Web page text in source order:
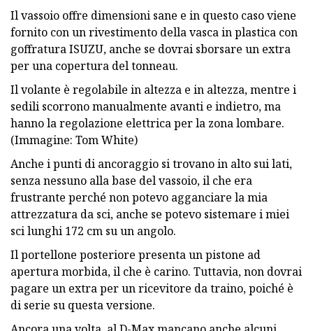
Il vassoio offre dimensioni sane e in questo caso viene
fornito con un rivestimento della vasca in plastica con
goffratura ISUZU, anche se dovrai sborsare un extra
per una copertura del tonneau.
Il volante è regolabile in altezza e in altezza, mentre i
sedili scorrono manualmente avanti e indietro, ma
hanno la regolazione elettrica per la zona lombare.
(Immagine: Tom White)
Anche i punti di ancoraggio si trovano in alto sui lati,
senza nessuno alla base del vassoio, il che era
frustrante perché non potevo agganciare la mia
attrezzatura da sci, anche se potevo sistemare i miei
sci lunghi 172 cm su un angolo.
Il portellone posteriore presenta un pistone ad
apertura morbida, il che è carino. Tuttavia, non dovrai
pagare un extra per un ricevitore da traino, poiché è
di serie su questa versione.